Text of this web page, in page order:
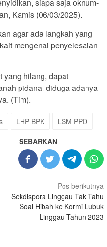
siapa saja oknum-
Kamis (06/03/2025).
agar ada langkah yang
mengenai penyelesaian
yang hilang, dapat
pidana, diduga adanya
(Tim).
LHP BPK LSM PPD
SEBARKAN
Pos berikutnya
Sekdispora Linggau Tak Tahu
Soal Hibah ke Kormi Lubuk
Linggau Tahun 2023